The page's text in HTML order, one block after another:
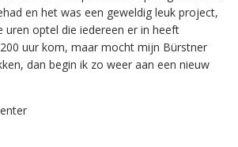
en het was een geweldig leuk project,
uren optel die iedereen er in heeft
uur kom, maar mocht mijn Bürstner
dan begin ik zo weer aan een nieuw